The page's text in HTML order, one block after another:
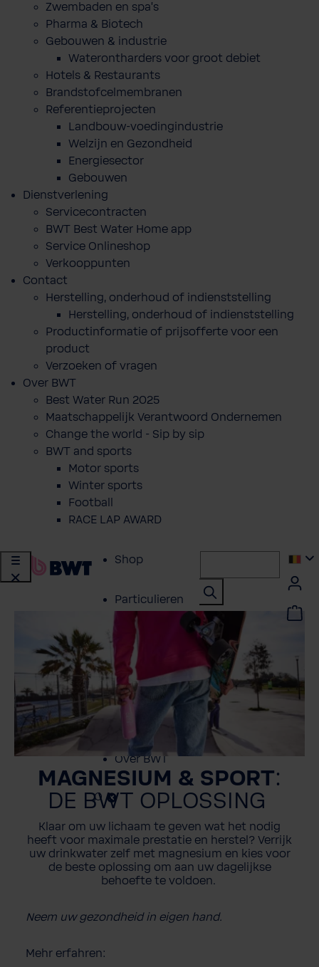
Zwembaden en spa's
Pharma & Biotech
Gebouwen & industrie
Waterontharders voor groot debiet
Hotels & Restaurants
Brandstofcelmembranen
Referentieprojecten
Landbouw-voedingindustrie
Welzijn en Gezondheid
Energiesector
Gebouwen
Dienstverlening
Servicecontracten
BWT Best Water Home app
Service Onlineshop
Verkooppunten
Contact
Herstelling, onderhoud of indienststelling
Herstelling, onderhoud of indienststelling
Productinformatie of prijsofferte voor een
product
Verzoeken of vragen
Over BWT
Best Water Run 2025
Maatschappelijk Verantwoord Ondernemen
Change the world - Sip by sip
BWT and sports
Motor sports
Winter sports
Football
RACE LAP AWARD
Shop
Particulieren
Professionals
Dienstverlening
Over BWT
MAGNESIUM & SPORT:
DE BWT OPLOSSING
Klaar om uw lichaam te geven wat het nodig
heeft voor maximale prestatie en herstel ? Verrijk
uw drinkwater zelf met magnesium en kies voor
de beste oplossing om aan uw dagelijkse
behoefte te voldoen.
Neem uw gezondheidin eigen hand.
Mehr erfahren: